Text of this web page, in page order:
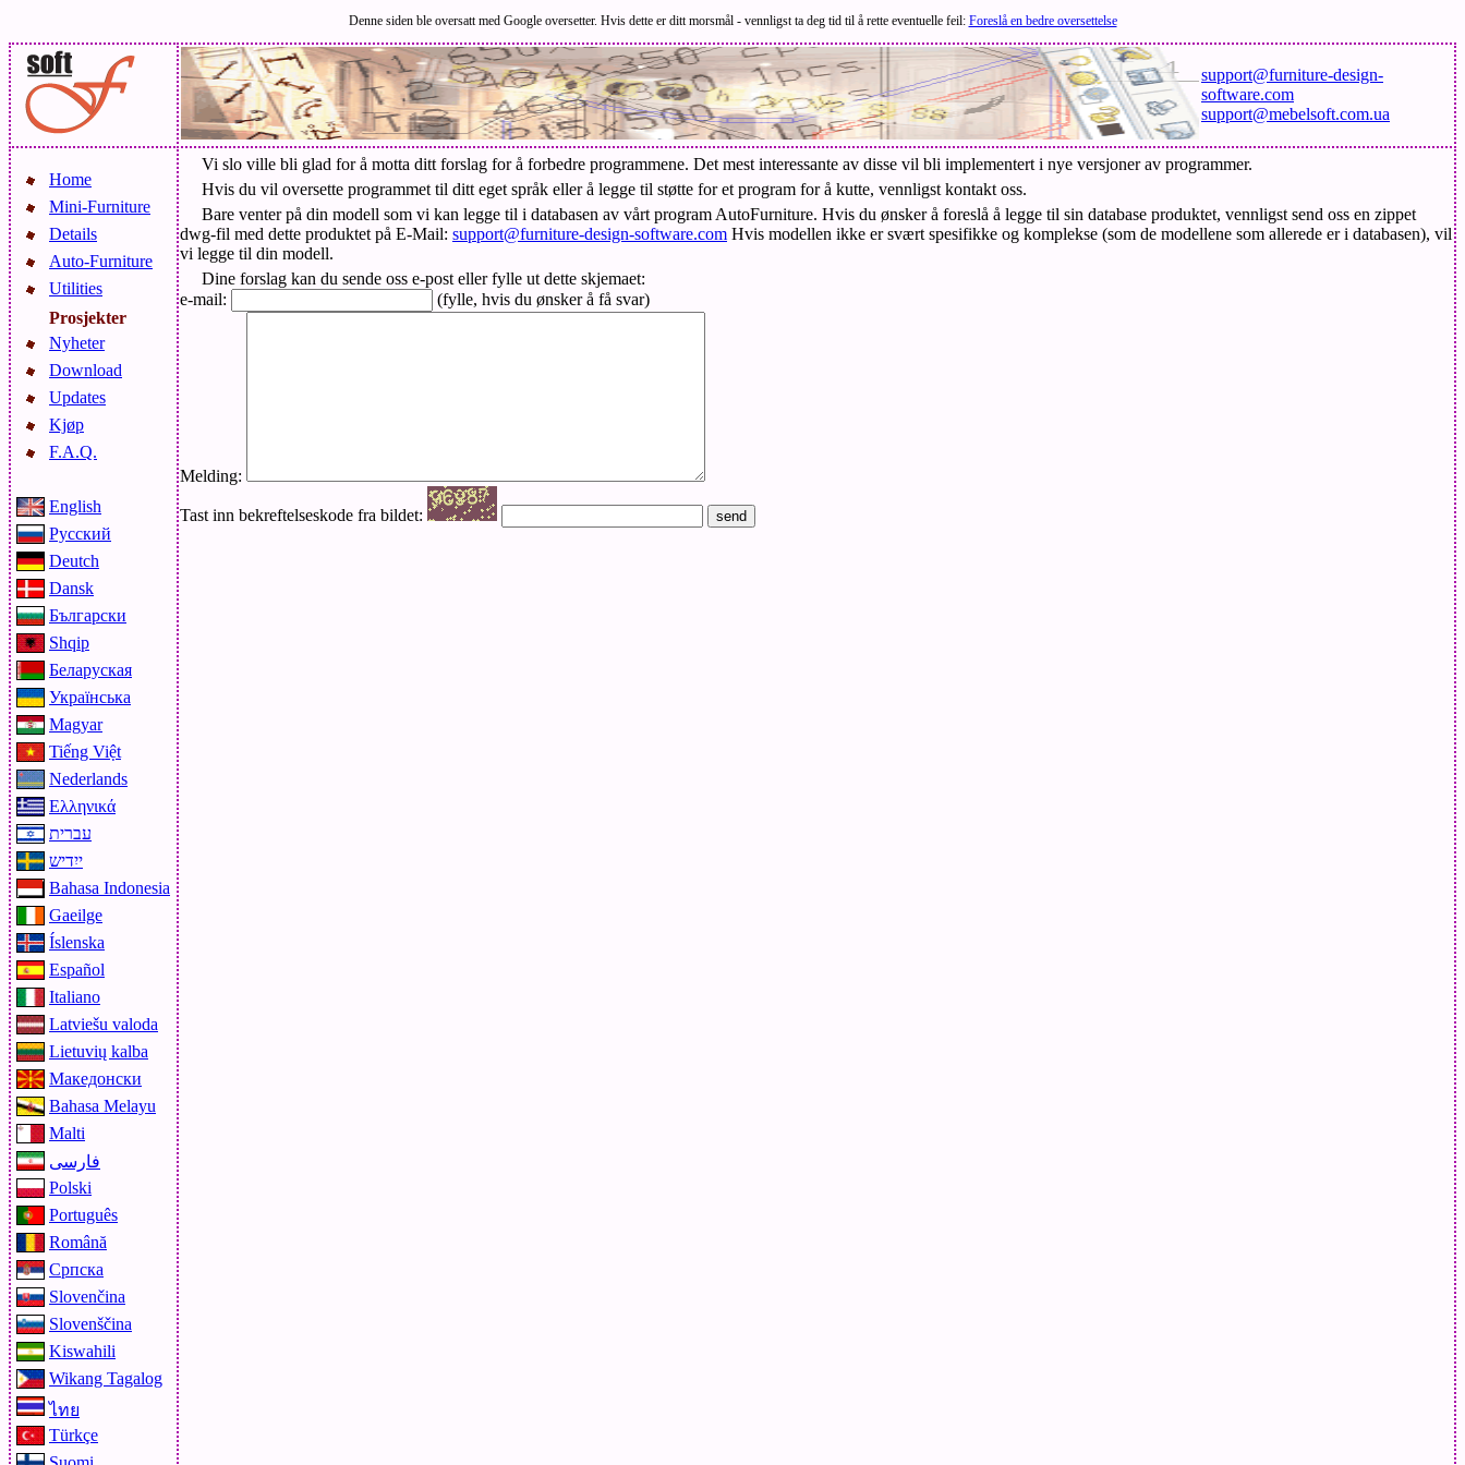
Denne siden ble oversatt med Google oversetter. Hvis dette er ditt morsmål - vennligst ta deg tid til å rette eventuelle feil: Foreslå en bedre oversettelse
support@furniture-design-
software.com
support@mebelsoft.com.ua
Home
Mini-Furniture
Details
Auto-Furniture
Utilities
Prosjekter
Nyheter
Download
Updates
Kjøp
F.A.Q.
English
Русский
Deutch
Dansk
Български
Shqip
Беларуская
Українська
Magyar
Tiếng Việt
Nederlands
Ελληνικά
עברית
ייִדיש
Bahasa Indonesia
Gaeilge
Íslenska
Español
Italiano
Latviešu valoda
Lietuvių kalba
Македонски
Bahasa Melayu
Malti
فارسی
Polski
Português
Română
Српска
Slovenčina
Slovenščina
Kiswahili
Wikang Tagalog
ไทย
Türkçe
Vi slo ville bli glad for å motta ditt forslag for å forbedre programmene. Det mest interessante av disse vil bli implementert i nye versjoner av programmer.
Hvis du vil oversette programmet til ditt eget språk eller å legge til støtte for et program for å kutte, vennligst kontakt oss.
Bare venter på din modell som vi kan legge til i databasen av vårt program AutoFurniture. Hvis du ønsker å foreslå å legge til sin database produktet, vennligst send oss en zippet
dwg-fil med dette produktet på E-Mail: support@furniture-design-software.com Hvis modellen ikke er svært spesifikke og komplekse (som de modellene som allerede er i databasen), vil
vi legge til din modell.
Dine forslag kan du sende oss e-post eller fylle ut dette skjemaet:
e-mail:
(fylle, hvis du ønsker å få svar)
Melding:
Tast inn bekreftelseskode fra bildet: